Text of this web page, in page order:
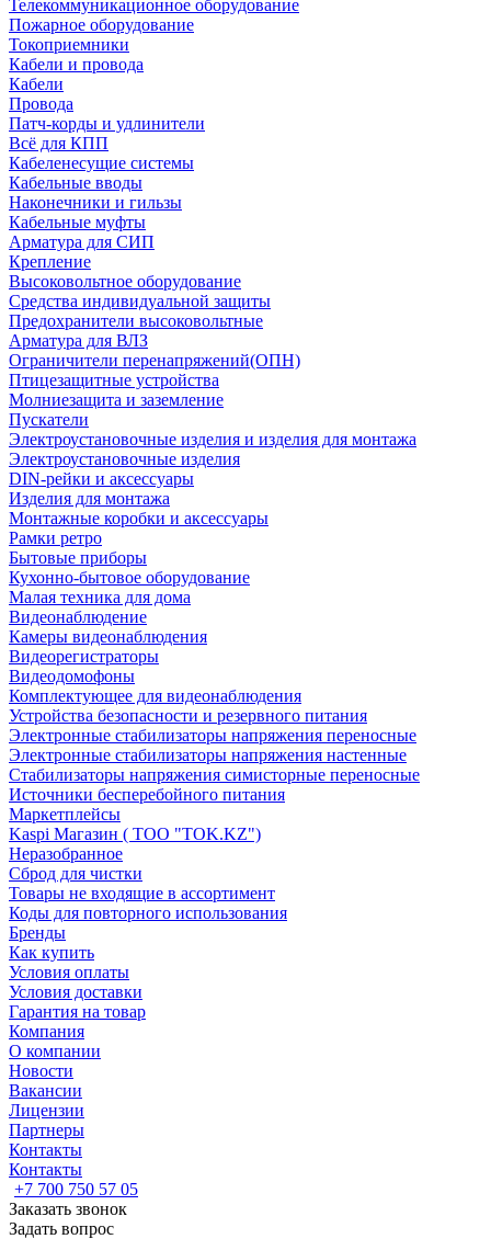
Телекоммуникационное оборудование
Пожарное оборудование
Токоприемники
Кабели и провода
Кабели
Провода
Патч-корды и удлинители
Всё для КПП
Кабеленесущие системы
Кабельные вводы
Наконечники и гильзы
Кабельные муфты
Арматура для СИП
Крепление
Высоковольтное оборудование
Средства индивидуальной защиты
Предохранители высоковольтные
Арматура для ВЛЗ
Ограничители перенапряжений(ОПН)
Птицезащитные устройства
Молниезащита и заземление
Пускатели
Электроустановочные изделия и изделия для монтажа
Электроустановочные изделия
DIN-рейки и аксессуары
Изделия для монтажа
Монтажные коробки и аксессуары
Рамки ретро
Бытовые приборы
Кухонно-бытовое оборудование
Малая техника для дома
Видеонаблюдение
Камеры видеонаблюдения
Видеорегистраторы
Видеодомофоны
Комплектующее для видеонаблюдения
Устройства безопасности и резервного питания
Электронные стабилизаторы напряжения переносные
Электронные стабилизаторы напряжения настенные
Стабилизаторы напряжения симисторные переносные
Источники бесперебойного питания
Маркетплейсы
Kaspi Магазин ( ТОО "TOK.KZ")
Неразобранное
Сброд для чистки
Товары не входящие в ассортимент
Коды для повторного использования
Бренды
Как купить
Условия оплаты
Условия доставки
Гарантия на товар
Компания
О компании
Новости
Вакансии
Лицензии
Партнеры
Контакты
Контакты
+7 700 750 57 05
Заказать звонок
Задать вопрос